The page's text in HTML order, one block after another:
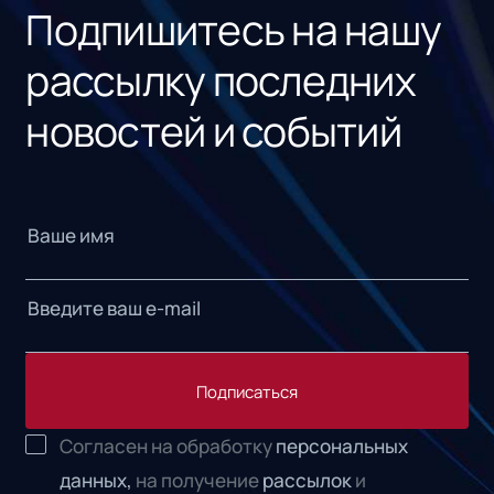
Подпишитесь на нашу
рассылку последних
новостей и событий
Подписаться
Согласен на обработкуперсональных
данных, на получениерассылоки